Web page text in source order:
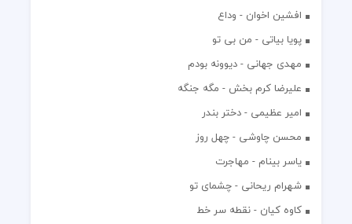
افشين اخوان - وداع
پویا بیاتی - من بی تو
مهدی جهانی - دیوونه بودم
علیرضا کرم بخش - مگه جنگه
امیر عظیمی - دختر بندر
محسن چاوشی - چهل روز
یاسر بینام - مهاجرت
شهرام ریحانی - چشمای تو
کاوه کیان - نقطه سر خط